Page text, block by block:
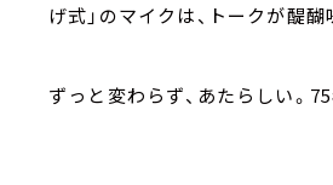
げ式」のマイクは、トークが醍
ずっと変わらず、あたらしい。